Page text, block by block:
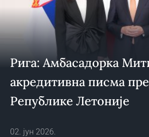
Рига: Амбасадорка
акредитивна писма
Републике Летоније
02. јун 2026.